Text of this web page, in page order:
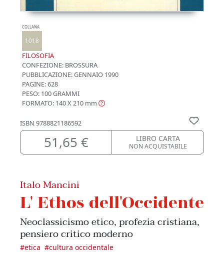
COLLANA
1018
FILOSOFIA
CONFEZIONE: BROSSURA
PUBBLICAZIONE:GENNAIO 1990
PAGINE: 628
PESO: 100 GRAMMI
FORMATO: 140 X 210 mm
ISBN 9788821186592
51,65 € LIBRO CARTA
NON ACQUISTABILE
Italo Mancini
L' Ethos dell'Occidente
Neoclassicismo etico, profezia cristiana,
pensiero critico moderno
#etica #cultura occidentale